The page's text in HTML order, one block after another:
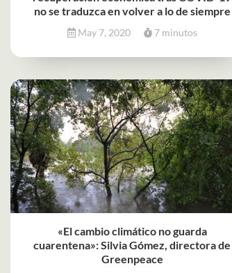
no se traduzca en volver a lo de siempre
May 7, 2020 7 minutos
«El cambio climático no guarda
cuarentena»: Silvia Gómez, directora de
Greenpeace